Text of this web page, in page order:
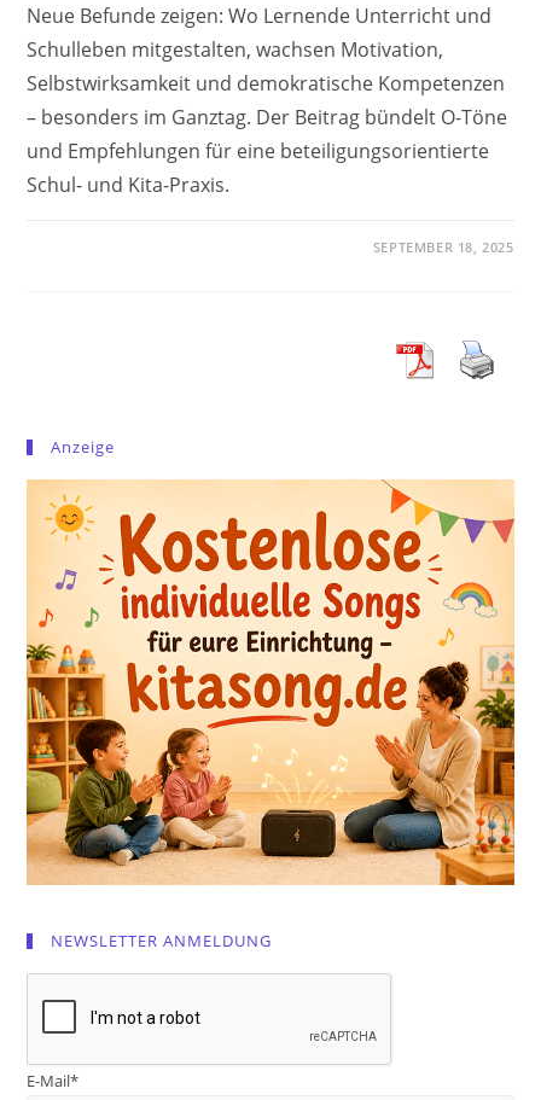
Neue Befunde zeigen: Wo Lernende Unterricht und
Schulleben mitgestalten, wachsen Motivation,
Selbstwirksamkeit und demokratische Kompetenzen
– besonders im Ganztag. Der Beitrag bündelt O-Töne
und Empfehlungen für eine beteiligungsorientierte
Schul- und Kita-Praxis.
SEPTEMBER 18, 2025
Anzeige
NEWSLETTER ANMELDUNG
E-Mail*